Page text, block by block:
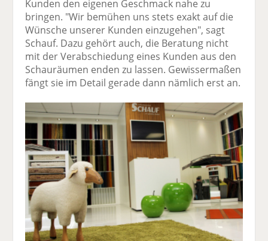
Kunden den eigenen Geschmack nahe zu
bringen. "Wir bemühen uns stets exakt auf die
Wünsche unserer Kunden einzugehen", sagt
Schauf. Dazu gehört auch, die Beratung nicht
mit der Verabschiedung eines Kunden aus den
Schauräumen enden zu lassen. Gewissermaßen
fängt sie im Detail gerade dann nämlich erst an.